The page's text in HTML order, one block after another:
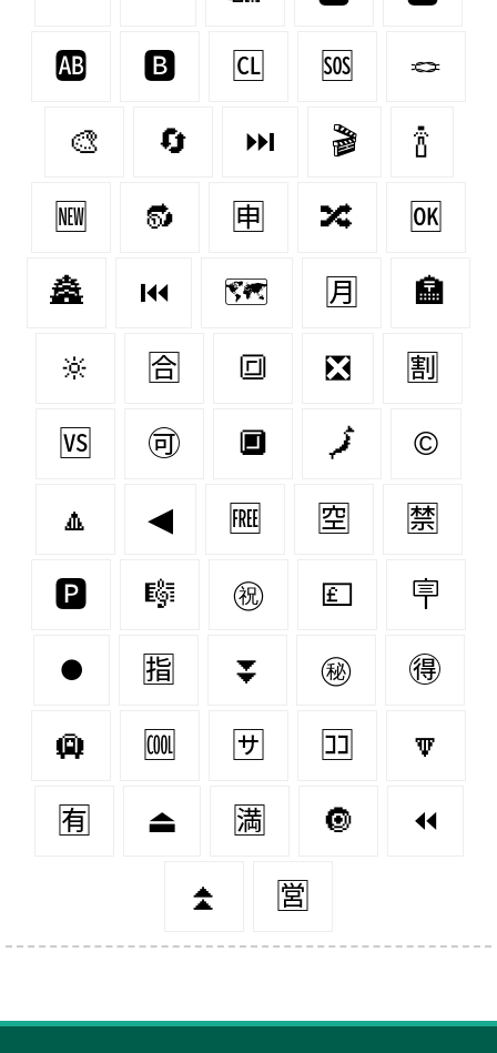
🆎 🅱 🆑 🆘 🪢
🎨 🔄 ⏭ 🎬 🍾
🆕 🔂 🈸 🔀 🆗
🏯 ⏮ 🗺️ 🈷 🏣
🔆 🈴 🔳 ❎ 🈹
🆚 🉑 🔲 🗾 ©
🔼 ◀ 🆓 🈳 🈲
🅿 🎼 ㊗ 💷 🪧
⏺ 🈯 ⏬ ㊙ 🉐
🛄 🆒 🈂 🈁 🔽
🈶 ⏏ 🈵 🔘 ⏪
⏫ 🈺